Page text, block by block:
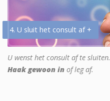
4. U sluit het consult af +
U wenst het consult af te sluiten.
Haak gewoon in of leg af.